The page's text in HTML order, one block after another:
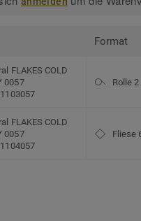
Format
FLAKES COLD
0057
Rolle
FLAKES COLD
0057
Fliese